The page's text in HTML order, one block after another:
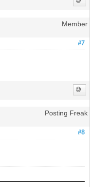
Member
#7
Posting Freak
#8